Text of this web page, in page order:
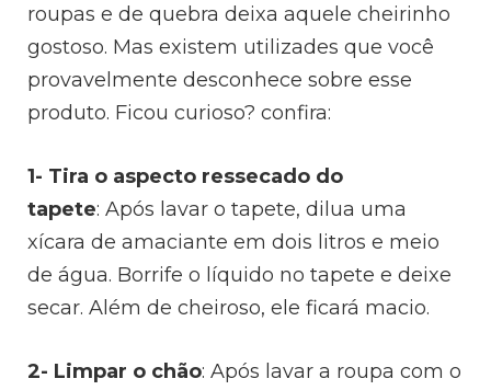
roupas e de quebra deixa aquele cheirinho
gostoso. Mas existem utilizades que você
provavelmente desconhece sobre esse
produto. Ficou curioso? confira:
1- Tira o aspecto ressecado do
tapete:Após lavar o tapete, dilua uma
xícara de amaciante em dois litros e meio
de água. Borrife o líquido no tapete e deixe
secar. Além de cheiroso, ele ficará macio.
2- Limpar o chão:Após lavar a roupa com o